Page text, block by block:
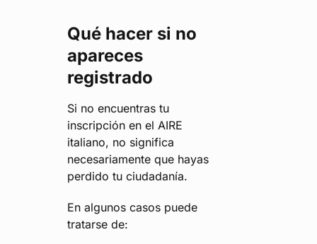
Qué hacer si no
apareces
registrado
Si no encuentras tu
inscripción en el AIRE
italiano, no significa
necesariamente que hayas
perdido tu ciudadanía.
En algunos casos puede
tratarse de: